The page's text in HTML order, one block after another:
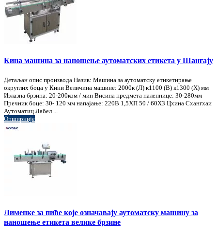
Кина машина за наношење аутоматских етикета у Шангају
Детаљан опис производа Назив: Машина за аутоматску етикетирање
округлих боца у Кини Величина машине: 2000к (Л) к1100 (В) к1300 (Х) мм
Излазна брзина: 20-200ком / мин Висина предмета налепнице: 30-280мм
Пречник боце: 30- 120 мм напајање: 220В 1,5ХП 50 / 60ХЗ Цхина Схангхаи
Аутоматиц Лабел ...
Опширније
Лименке за пиће које означавају аутоматску машину за
наношење етикета велике брзине